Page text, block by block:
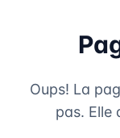
Oups! La
pas. Elle